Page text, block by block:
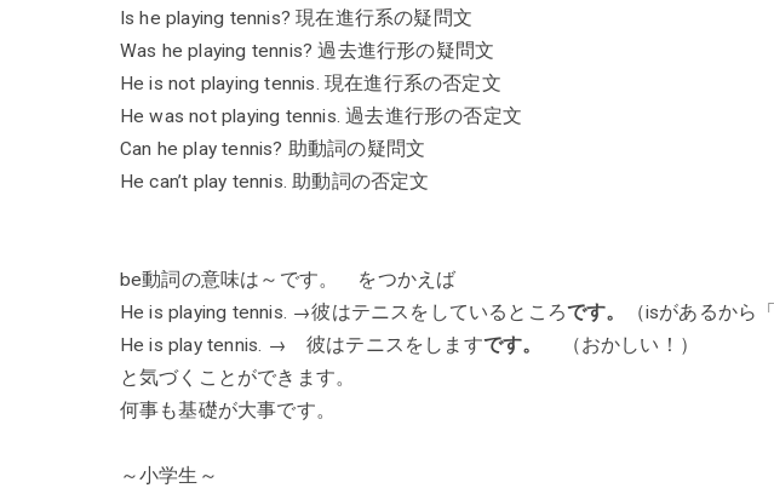
Is he playing tennis? 現在進行系の疑問文
Was he playing tennis? 過去進行形の疑問文
He is not playing tennis. 現在進行系の否定文
He was not playing tennis. 過去進行形の否定文
Can he play tennis? 助動詞の疑問文
He can’t play tennis. 助動詞の否定文
be動詞の意味は～です。 をつかえば
He is playing tennis. →彼はテニスをしているところです。
（isがあるから
He is play tennis. → 彼はテニスをしますです。
（おかしい！）
と気づくことができます。
何事も基礎が大事です。
～小学生～